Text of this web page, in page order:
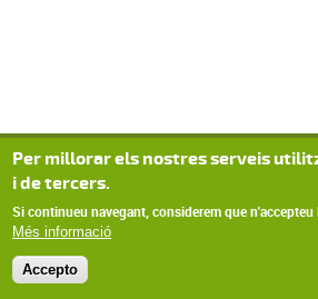
Per millorar els nostres serveis
i de tercers.
Si continueu navegant, considerem que n'accepteu
Més informació
Accepto